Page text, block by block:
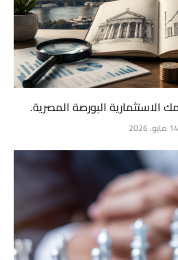
البورصة المصرية.
14 مايو، 2026